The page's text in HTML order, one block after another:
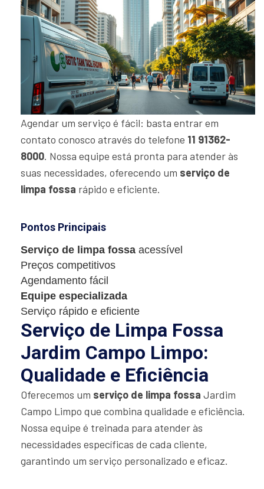
Agendar um serviço é fácil: basta entrar em
contato conosco através do telefone 11 91362-
8000. Nossa equipe está pronta para atender às
suas necessidades, oferecendo um serviço de
limpa fossa rápido e eficiente.
Pontos Principais
Serviço de limpa fossa acessível
Preços competitivos
Agendamento fácil
Equipe especializada
Serviço rápido e eficiente
Serviço de Limpa Fossa
Jardim Campo Limpo:
Qualidade e Eficiência
Oferecemos um serviço de limpa fossa Jardim
Campo Limpo que combina qualidade e eficiência.
Nossa equipe é treinada para atender às
necessidades específicas de cada cliente,
garantindo um serviço personalizado e eficaz.